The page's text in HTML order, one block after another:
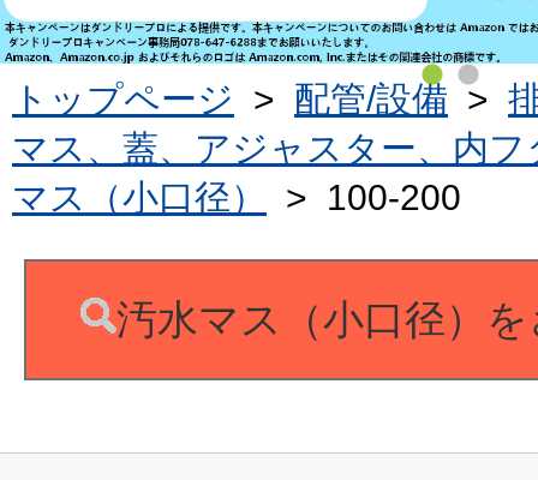
トップページ > 配管/設備 >
マス、蓋、アジャスター、内
マス（小口径）
> 100-200
汚水マス（小口径）